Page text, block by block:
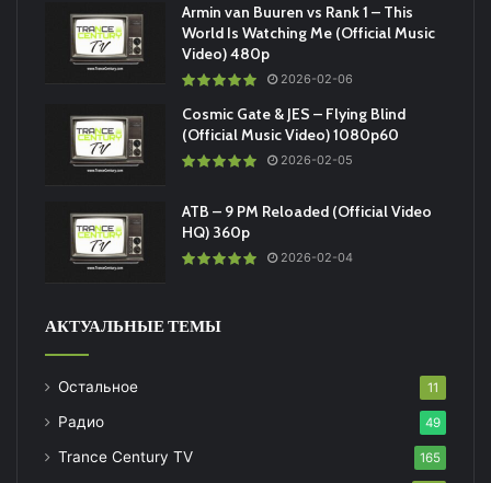
Armin van Buuren vs Rank 1 – This
World Is Watching Me (Official Music
Video) 480p
2026-02-06
Cosmic Gate & JES – Flying Blind
(Official Music Video) 1080p60
2026-02-05
ATB – 9 PM Reloaded (Official Video
HQ) 360p
2026-02-04
АКТУАЛЬНЫЕ ТЕМЫ
Остальное 11
Радио 49
Trance Century TV 165